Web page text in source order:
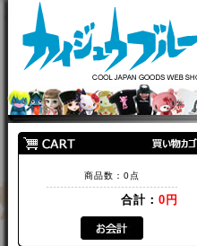
商品数：0点
合計： 0円